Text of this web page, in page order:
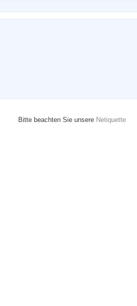
Bitte beachten Sie unsere Netiquette